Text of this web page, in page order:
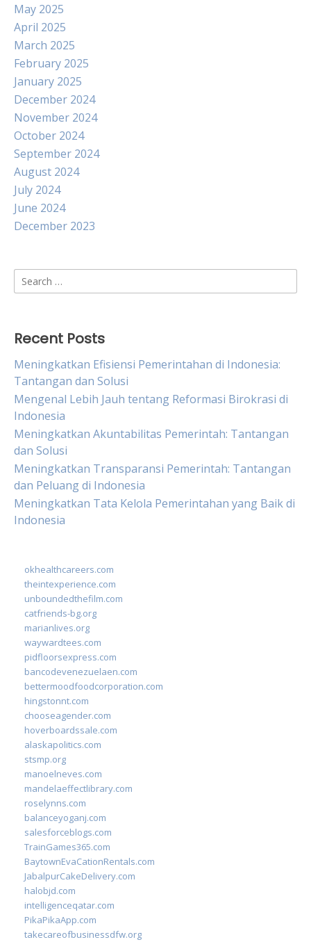
May 2025
April 2025
March 2025
February 2025
January 2025
December 2024
November 2024
October 2024
September 2024
August 2024
July 2024
June 2024
December 2023
Search
for:
Recent Posts
Meningkatkan Efisiensi Pemerintahan di Indonesia:
Tantangan dan Solusi
Mengenal Lebih Jauh tentang Reformasi Birokrasi di
Indonesia
Meningkatkan Akuntabilitas Pemerintah: Tantangan
dan Solusi
Meningkatkan Transparansi Pemerintah: Tantangan
dan Peluang di Indonesia
Meningkatkan Tata Kelola Pemerintahan yang Baik di
Indonesia
okhealthcareers.com
theintexperience.com
unboundedthefilm.com
catfriends-bg.org
marianlives.org
waywardtees.com
pidfloorsexpress.com
bancodevenezuelaen.com
bettermoodfoodcorporation.com
hingstonnt.com
chooseagender.com
hoverboardssale.com
alaskapolitics.com
stsmp.org
manoelneves.com
mandelaeffectlibrary.com
roselynns.com
balanceyoganj.com
salesforceblogs.com
TrainGames365.com
BaytownEvaCationRentals.com
JabalpurCakeDelivery.com
halobjd.com
intelligenceqatar.com
PikaPikaApp.com
takecareofbusinessdfw.org